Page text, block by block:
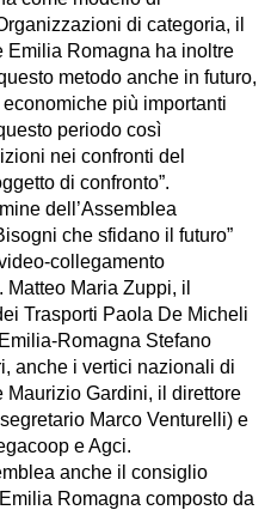
di categoria, il
Emilia Romagna ha inoltre
metodo anche in futuro,
più importanti
periodo così
nei confronti del
di confronto”.
dell’Assemblea
che sfidano il futuro”
collegamento
Matteo Maria Zuppi, il
Trasporti Paola De Micheli
Romagna Stefano
anche i vertici nazionali di
Gardini, il direttore
Marco Venturelli) e
e Agci.
anche il consiglio
Romagna composto da